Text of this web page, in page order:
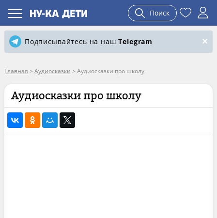
Поиск
Подписывайтесь на нашTelegram
Главная > Аудиосказки > Аудиосказки про школу
Аудиосказки про школу